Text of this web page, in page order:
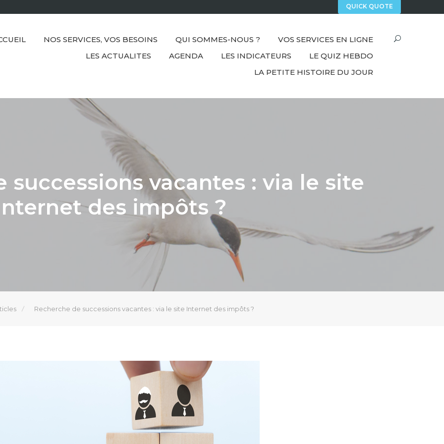
QUICK QUOTE
NOS SERVICES, VOS BESOINS QUI SOMMES-NOUS ?
VOS SERVICES EN LIGNE
LES ACTUALITES
AGENDA LES INDICATEURS
LE QUIZ HEBDO
LA PETITE HISTOIRE DU JOUR
successions vacantes : via le site
des impôts ?
Recherche de successions vacantes : via le site Internet des impôts ?